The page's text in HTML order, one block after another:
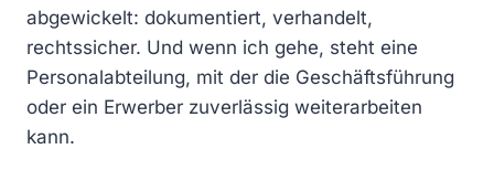
abgewickelt: dokumentiert, verhandelt,
rechtssicher. Und wenn ich gehe, steht eine
Personalabteilung, mit der die Geschäftsführung
oder ein Erwerber zuverlässig weiterarbeiten
kann.